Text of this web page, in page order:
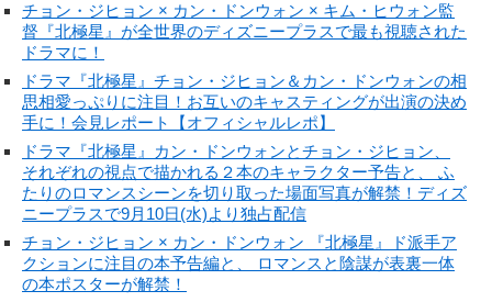
チョン・ジヒョン × カン・ドンウォン × キム・ヒウォン監
督『北極星』が全世界のディズニープラスで最も視聴された
ドラマに！
ドラマ『北極星』チョン・ジヒョン＆カン・ドンウォンの相
思相愛っぷりに注目！お互いのキャスティングが出演の決め
手に！会見レポート【オフィシャルレポ】
ドラマ『北極星』カン・ドンウォンとチョン・ジヒョン、
それぞれの視点で描かれる２本のキャラクター予告と、 ふ
たりのロマンスシーンを切り取った場面写真が解禁！ディズ
ニープラスで9月10日(水)より独占配信
チョン・ジヒョン × カン・ドンウォン 『北極星』ド派手ア
クションに注目の本予告編と、 ロマンスと陰謀が表裏一体
の本ポスターが解禁！